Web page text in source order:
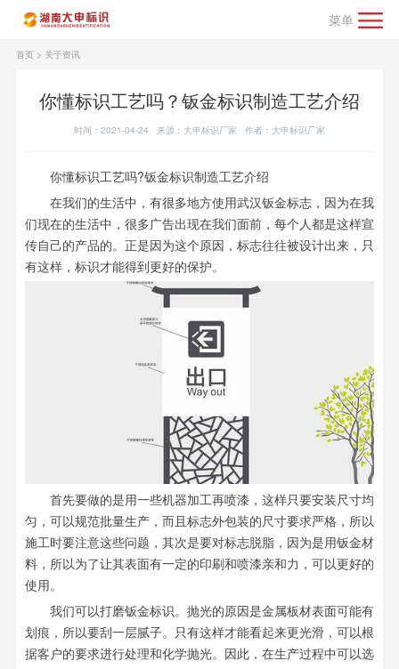
菜单
首页> 关于资讯
你懂标识工艺吗？钣金标识制造工艺介绍
时间：2021-04-24 来源：大申标识厂家 作者：大申标识厂家
你懂标识工艺吗?钣金标识制造工艺介绍
在我们的生活中，有很多地方使用武汉钣金标志，因为在我
们现在的生活中，很多广告出现在我们面前，每个人都是这样宣
传自己的产品的。正是因为这个原因，标志往往被设计出来，只
有这样，标识才能得到更好的保护。
首先要做的是用一些机器加工再喷漆，这样只要安装尺寸均
匀，可以规范批量生产，而且标志外包装的尺寸要求严格，所以
施工时要注意这些问题，其次是要对标志脱脂，因为是用钣金材
料，所以为了让其表面有一定的印刷和喷漆亲和力，可以更好的
使用。
我们可以打磨钣金标识。抛光的原因是金属板材表面可能有
划痕，所以要刮一层腻子。只有这样才能看起来更光滑，可以根
据客户的要求进行处理和化学抛光。因此，在生产过程中可以选